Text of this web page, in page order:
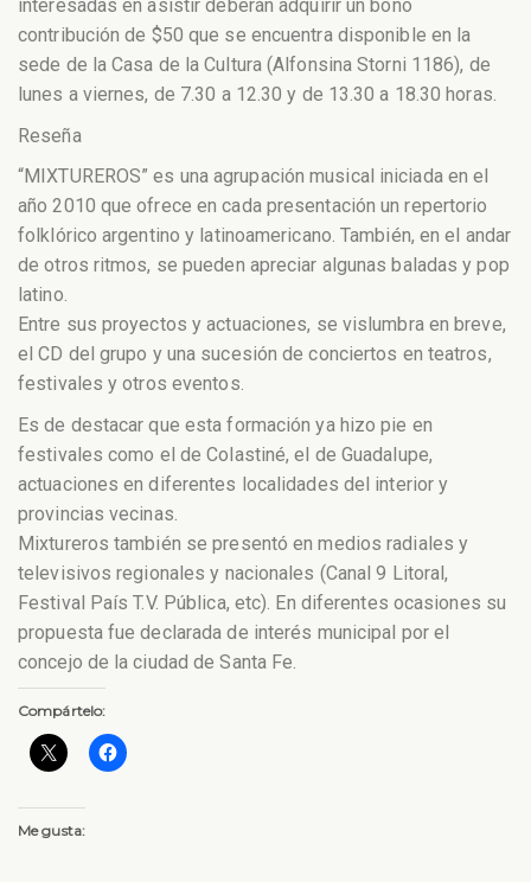
interesadas en asistir deberán adquirir un bono
contribución de $50 que se encuentra disponible en la
sede de la Casa de la Cultura (Alfonsina Storni 1186), de
lunes a viernes, de 7.30 a 12.30 y de 13.30 a 18.30 horas.
Reseña
“MIXTUREROS” es una agrupación musical iniciada en el
año 2010 que ofrece en cada presentación un repertorio
folklórico argentino y latinoamericano. También, en el andar
de otros ritmos, se pueden apreciar algunas baladas y pop
latino.
Entre sus proyectos y actuaciones, se vislumbra en breve,
el CD del grupo y una sucesión de conciertos en teatros,
festivales y otros eventos.
Es de destacar que esta formación ya hizo pie en
festivales como el de Colastiné, el de Guadalupe,
actuaciones en diferentes localidades del interior y
provincias vecinas.
Mixtureros también se presentó en medios radiales y
televisivos regionales y nacionales (Canal 9 Litoral,
Festival País T.V. Pública, etc). En diferentes ocasiones su
propuesta fue declarada de interés municipal por el
concejo de la ciudad de Santa Fe.
Compártelo:
Me gusta: